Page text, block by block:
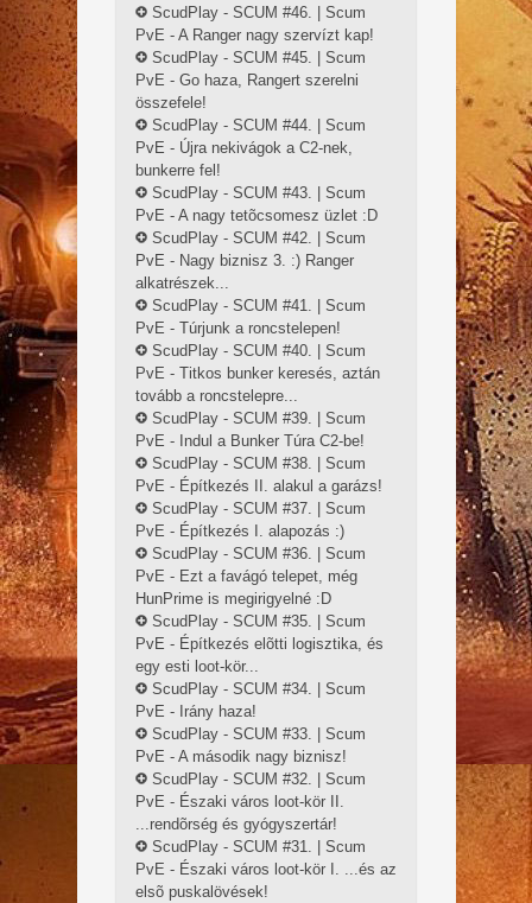
ScudPlay - SCUM #46. | Scum
PvE - A Ranger nagy szervízt kap!
ScudPlay - SCUM #45. | Scum
PvE - Go haza, Rangert szerelni
összefele!
ScudPlay - SCUM #44. | Scum
PvE - Újra nekivágok a C2-nek,
bunkerre fel!
ScudPlay - SCUM #43. | Scum
PvE - A nagy tetõcsomesz üzlet :D
ScudPlay - SCUM #42. | Scum
PvE - Nagy biznisz 3. :) Ranger
alkatrészek...
ScudPlay - SCUM #41. | Scum
PvE - Túrjunk a roncstelepen!
ScudPlay - SCUM #40. | Scum
PvE - Titkos bunker keresés, aztán
tovább a roncstelepre...
ScudPlay - SCUM #39. | Scum
PvE - Indul a Bunker Túra C2-be!
ScudPlay - SCUM #38. | Scum
PvE - Építkezés II. alakul a garázs!
ScudPlay - SCUM #37. | Scum
PvE - Építkezés I. alapozás :)
ScudPlay - SCUM #36. | Scum
PvE - Ezt a favágó telepet, még
HunPrime is megirigyelné :D
ScudPlay - SCUM #35. | Scum
PvE - Építkezés elõtti logisztika, és
egy esti loot-kör...
ScudPlay - SCUM #34. | Scum
PvE - Irány haza!
ScudPlay - SCUM #33. | Scum
PvE - A második nagy biznisz!
ScudPlay - SCUM #32. | Scum
PvE - Északi város loot-kör II.
...rendõrség és gyógyszertár!
ScudPlay - SCUM #31. | Scum
PvE - Északi város loot-kör I. ...és az
elsõ puskalövések!